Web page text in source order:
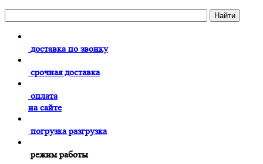
доставка по звонку
срочная доставка
оплата
на сайте
погрузка разгрузка
режим работы